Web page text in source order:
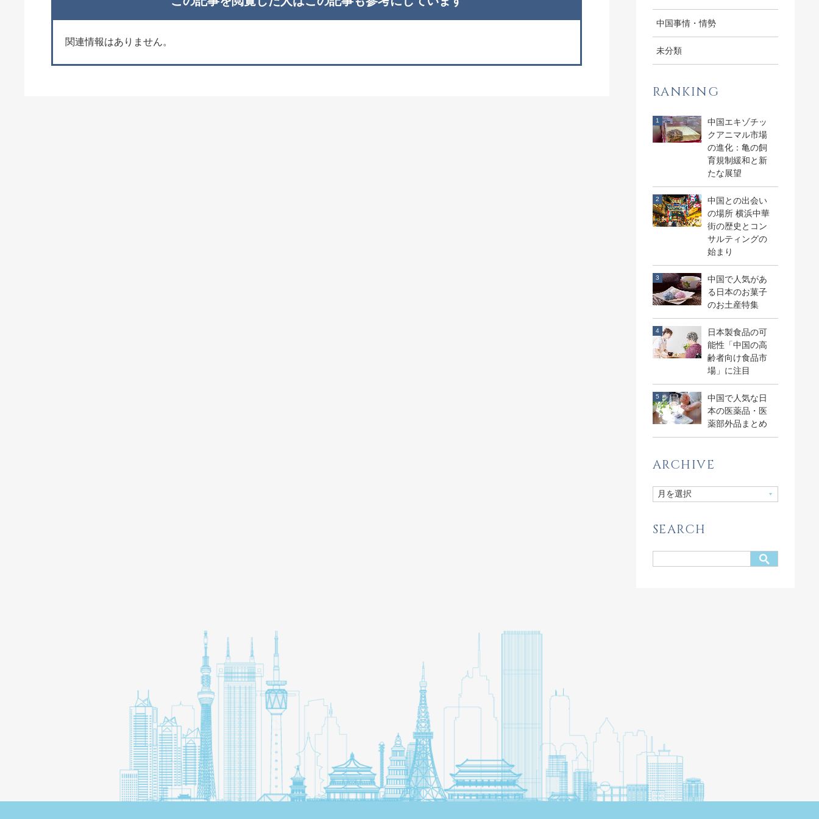
関連情報はありません。
中国事情・情勢
未分類
RANKING
中国エキゾチッ
クアニマル市場
の進化：亀の飼
育規制緩和と新
たな展望
中国との出会い
の場所 横浜中華
街の歴史とコン
サルティングの
始まり
中国で人気があ
る日本のお菓子
のお土産特集
日本製食品の可
能性「中国の高
齢者向け食品市
場」に注目
中国で人気な日
本の医薬品・医
薬部外品まとめ
ARCHIVE
SEARCH